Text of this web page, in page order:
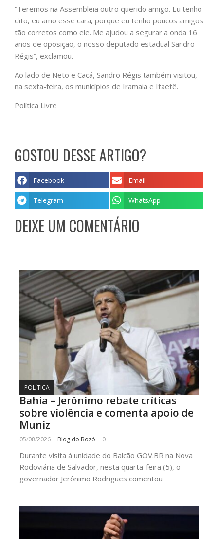
“Teremos na Assembleia outro querido amigo. Eu tenho
dito, eu amo esse cara, porque eu tenho poucos amigos
tão corretos como ele. Me ajudou a segurar a onda 16
anos de oposição, o nosso deputado estadual Sandro
Régis”, exclamou.
Ao lado de Neto e Cacá, Sandro Régis também visitou,
na sexta-feira, os municípios de Iramaia e Itaetê.
Política Livre
GOSTOU DESSE ARTIGO?
Facebook Email
Telegram WhatsApp
DEIXE UM COMENTÁRIO
POLÍTICA
Bahia – Jerônimo rebate críticas
sobre violência e comenta apoio de
Muniz
05/08/2026 Blog do Bozó 0
Durante visita à unidade do Balcão GOV.BR na Nova
Rodoviária de Salvador, nesta quarta-feira (5), o
governador Jerônimo Rodrigues comentou